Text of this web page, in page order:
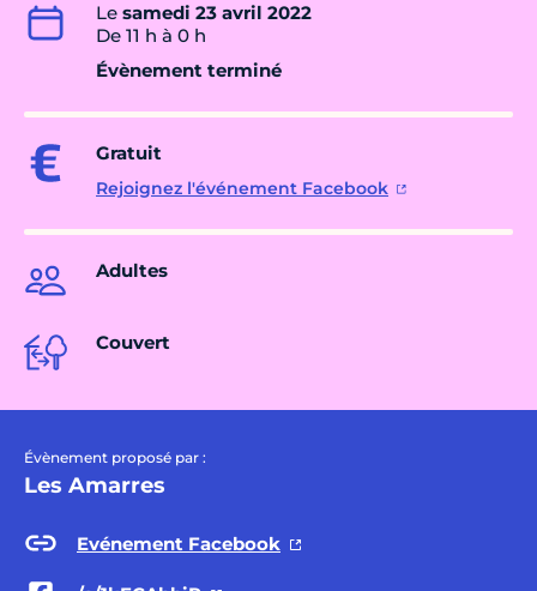
Le samedi 23 avril 2022
De 11 h à 0 h
Évènement terminé
Gratuit
Rejoignez l'événement Facebook
Adultes
Couvert
Évènement proposé par :
Les Amarres
Evénement Facebook